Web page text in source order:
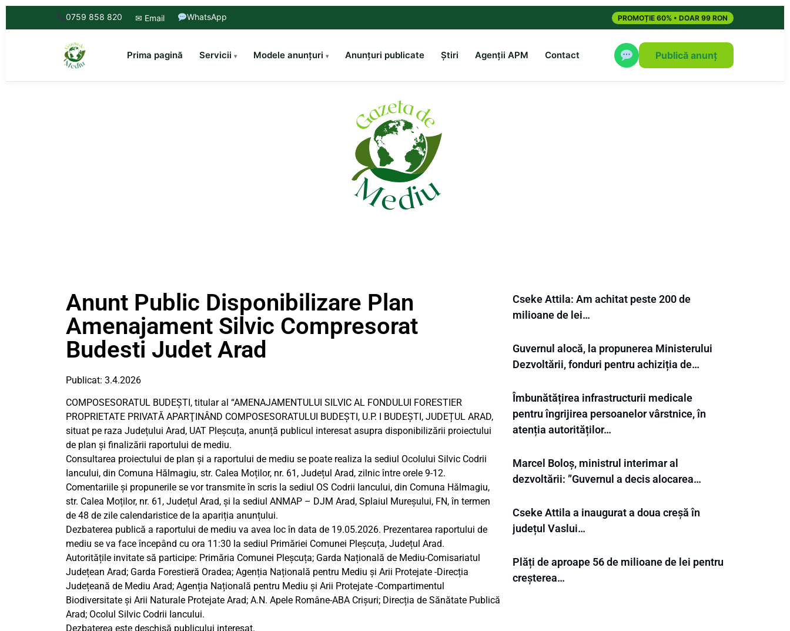
0759 858 820 ✉ Email WhatsApp PROMOȚIE 60% • DOAR 99 RON
Prima pagină Servicii Modele anunțuri Anunțuri publicate Știri Agenții APM Contact Publică anunț
Anunt Public Disponibilizare Plan
Amenajament Silvic Compresorat
Budesti Judet Arad
Publicat: 3.4.2026
COMPOSESORATUL BUDEȘTI, titular al “AMENAJAMENTULUI SILVIC AL FONDULUI FORESTIER
PROPRIETATE PRIVATĂ APARŢINÂND COMPOSESORATULUI BUDEȘTI, U.P. I BUDEȘTI, JUDEȚUL ARAD,
situat pe raza Județului Arad, UAT Pleșcuța, anunță publicul interesat asupra disponibilizării proiectului
de plan și finalizării raportului de mediu.
Consultarea proiectului de plan și a raportului de mediu se poate realiza la sediul Ocolului Silvic Codrii
Iancului, din Comuna Hălmagiu, str. Calea Moților, nr. 61, Județul Arad, zilnic între orele 9-12.
Comentariile și propunerile se vor transmite în scris la sediul OS Codrii Iancului, din Comuna Hălmagiu,
str. Calea Moților, nr. 61, Județul Arad, și la sediul ANMAP – DJM Arad, Splaiul Mureșului, FN, în termen
de 48 de zile calendaristice de la apariția anunțului.
Dezbaterea publică a raportului de mediu va avea loc în data de 19.05.2026. Prezentarea raportului de
mediu se va face începând cu ora 11:30 la sediul Primăriei Comunei Pleșcuța, Județul Arad.
Autoritățile invitate să participe: Primăria Comunei Pleșcuța; Garda Națională de Mediu-Comisariatul
Județean Arad; Garda Forestieră Oradea; Agenția Națională pentru Mediu și Arii Protejate -Direcția
Județeană de Mediu Arad; Agenția Națională pentru Mediu și Arii Protejate -Compartimentul
Biodiversitate și Arii Naturale Protejate Arad; A.N. Apele Române-ABA Crișuri; Direcția de Sănătate Publică
Arad; Ocolul Silvic Codrii Iancului.
Dezbaterea este deschisă publicului interesat.
Cseke Attila: Am achitat peste 200 de
milioane de lei…
Guvernul alocă, la propunerea Ministerului
Dezvoltării, fonduri pentru achiziția de…
Îmbunătățirea infrastructurii medicale
pentru îngrijirea persoanelor vârstnice, în
atenția autorităților…
Marcel Boloș, ministrul interimar al
dezvoltării: ”Guvernul a decis alocarea…
Cseke Attila a inaugurat a doua creșă în
județul Vaslui…
Plăți de aproape 56 de milioane de lei pentru
creșterea…